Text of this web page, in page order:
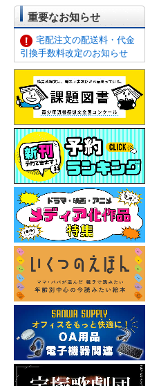
重要なお知らせ
宅配注文の配送料・代金
引換手数料改定のお知らせ